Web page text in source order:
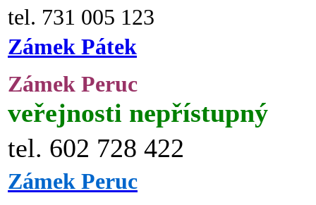
tel. 731 005 123
Zámek Pátek
Zámek Peruc
veřejnosti nepřístupný
tel. 602 728 422
Zámek Peruc